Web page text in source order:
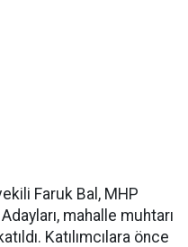
Faruk Bal, MHP
mahalle muhtarı
Katılımcılara önce